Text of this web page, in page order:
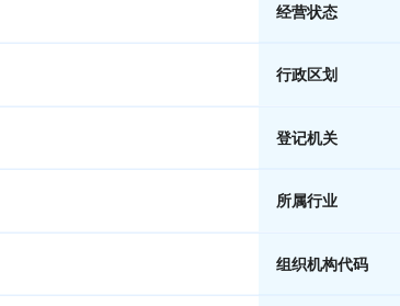
经营状态
行政区划
登记机关
所属行业
组织机构代码